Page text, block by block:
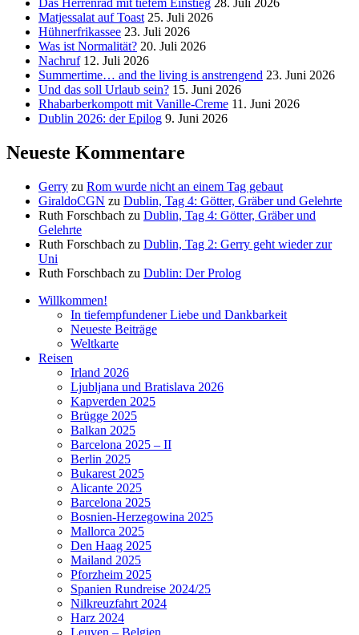
Das Herrenrad mit tiefem Einstieg 28. Juli 2026
Matjessalat auf Toast 25. Juli 2026
Hühnerfrikassee 23. Juli 2026
Was ist Normalität? 20. Juli 2026
Nachruf 12. Juli 2026
Summertime… and the living is anstrengend 23. Juni 2026
Und das soll Urlaub sein? 15. Juni 2026
Rhabarberkompott mit Vanille-Creme 11. Juni 2026
Dublin 2026: der Epilog 9. Juni 2026
Neueste Kommentare
Gerry zu Rom wurde nicht an einem Tag gebaut
GiraldoCGN zu Dublin, Tag 4: Götter, Gräber und Gelehrte
Ruth Forschbach zu Dublin, Tag 4: Götter, Gräber und
Gelehrte
Ruth Forschbach zu Dublin, Tag 2: Gerry geht wieder zur
Uni
Ruth Forschbach zu Dublin: Der Prolog
Willkommen!
In tiefempfundener Liebe und Dankbarkeit
Neueste Beiträge
Weltkarte
Reisen
Irland 2026
Ljubljana und Bratislava 2026
Kapverden 2025
Brügge 2025
Balkan 2025
Barcelona 2025 – II
Berlin 2025
Bukarest 2025
Alicante 2025
Barcelona 2025
Bosnien-Herzegowina 2025
Mallorca 2025
Den Haag 2025
Mailand 2025
Pforzheim 2025
Spanien Rundreise 2024/25
Nilkreuzfahrt 2024
Harz 2024